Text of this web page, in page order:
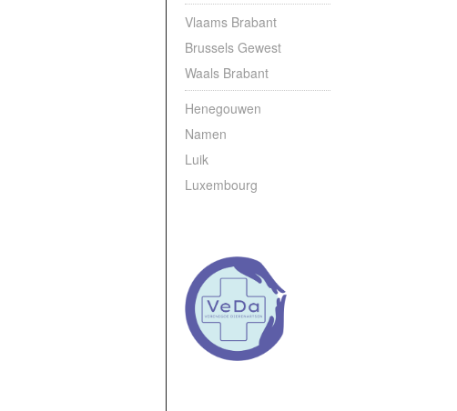
Vlaams Brabant
Brussels Gewest
Waals Brabant
Henegouwen
Namen
Luik
Luxembourg